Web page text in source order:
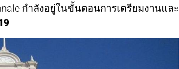
กำลังอยู่ในขั้นตอนการเตรียมงานและ